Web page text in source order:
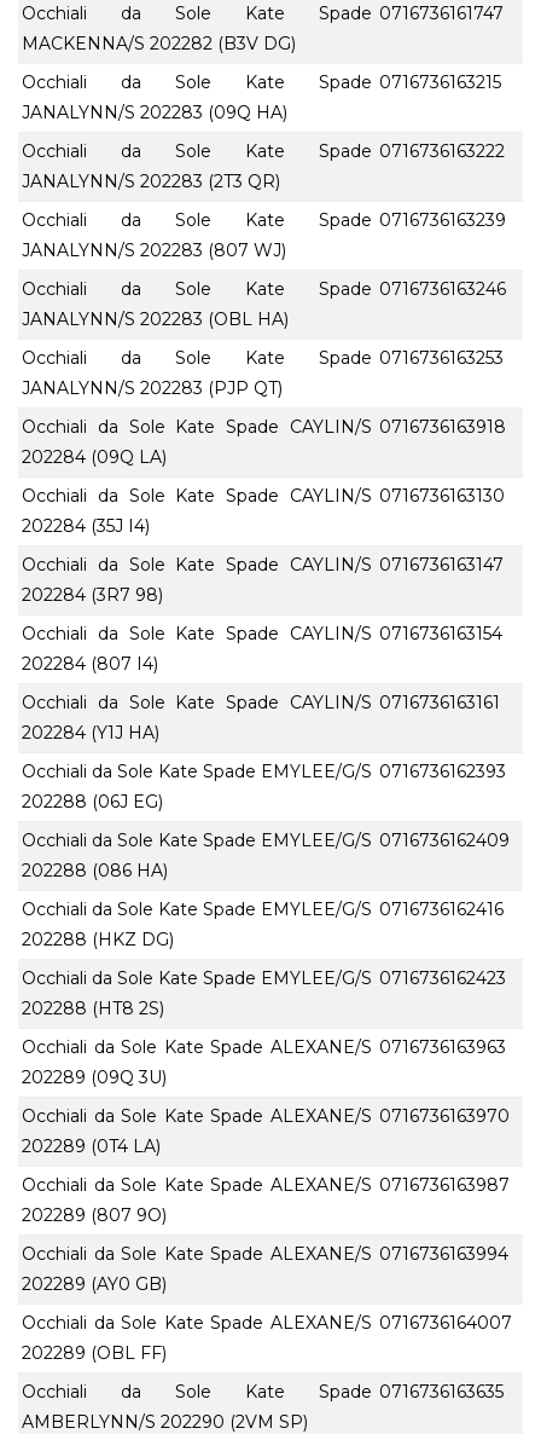
Occhiali da Sole Kate Spade
MACKENNA/S 202282 (B3V DG)
0716736161747
Occhiali da Sole Kate Spade
JANALYNN/S 202283 (09Q HA)
0716736163215
Occhiali da Sole Kate Spade
JANALYNN/S 202283 (2T3 QR)
0716736163222
Occhiali da Sole Kate Spade
JANALYNN/S 202283 (807 WJ)
0716736163239
Occhiali da Sole Kate Spade
JANALYNN/S 202283 (OBL HA)
0716736163246
Occhiali da Sole Kate Spade
JANALYNN/S 202283 (PJP QT)
0716736163253
Occhiali da Sole Kate Spade CAYLIN/S
202284 (09Q LA)
0716736163918
Occhiali da Sole Kate Spade CAYLIN/S
202284 (35J I4)
0716736163130
Occhiali da Sole Kate Spade CAYLIN/S
202284 (3R7 98)
0716736163147
Occhiali da Sole Kate Spade CAYLIN/S
202284 (807 I4)
0716736163154
Occhiali da Sole Kate Spade CAYLIN/S
202284 (Y1J HA)
0716736163161
Occhiali da Sole Kate Spade EMYLEE/G/S
202288 (06J EG)
0716736162393
Occhiali da Sole Kate Spade EMYLEE/G/S
202288 (086 HA)
0716736162409
Occhiali da Sole Kate Spade EMYLEE/G/S
202288 (HKZ DG)
0716736162416
Occhiali da Sole Kate Spade EMYLEE/G/S
202288 (HT8 2S)
0716736162423
Occhiali da Sole Kate Spade ALEXANE/S
202289 (09Q 3U)
0716736163963
Occhiali da Sole Kate Spade ALEXANE/S
202289 (0T4 LA)
0716736163970
Occhiali da Sole Kate Spade ALEXANE/S
202289 (807 9O)
0716736163987
Occhiali da Sole Kate Spade ALEXANE/S
202289 (AY0 GB)
0716736163994
Occhiali da Sole Kate Spade ALEXANE/S
202289 (OBL FF)
0716736164007
Occhiali da Sole Kate Spade
AMBERLYNN/S 202290 (2VM SP)
0716736163635